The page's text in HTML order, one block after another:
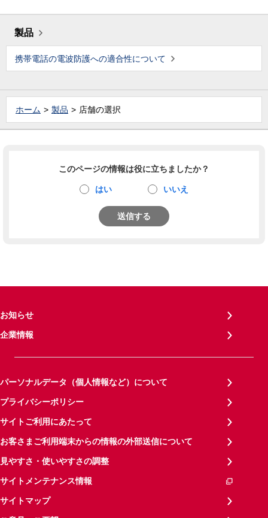
製品
携帯電話の電波防護への適合性について
ホーム 製品 店舗の選択
このページの情報は役に立ちましたか？
はい いいえ
送信する
お知らせ
企業情報
パーソナルデータ（個人情報など）について
プライバシーポリシー
サイトご利用にあたって
お客さまご利用端末からの情報の外部送信について
見やすさ・使いやすさの調整
サイトメンテナンス情報
サイトマップ